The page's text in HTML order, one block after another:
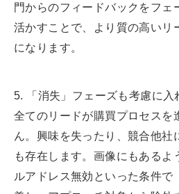
門からのフィードバックをフェ
活かすことで、より質の高いリ
になります。
5. 「消失」フェーズも考慮に入
全てのリードが購買プロセスを
ん。興味を失ったり、競合他社
も存在します。画像にもあるよ
ルアドレス無効といった条件で